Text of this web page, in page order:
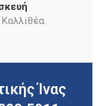
Ίνας